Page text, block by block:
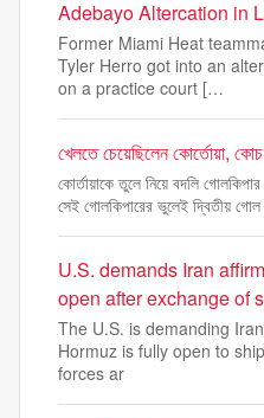
Adebayo Altercation in
Former Miami Heat
Tyler Herro got into an
on a practice court […
খেলতে চেয়েছিলেন কোর্তোয়া,
কোর্তায়াকে তুলে নিয়ে বদলি
সেই গোলকিপারের ভুলেই দ্বিতীয়
U.S. demands Iran
open after exchange of
The U.S. is demanding
Hormuz is fully open to
forces ar